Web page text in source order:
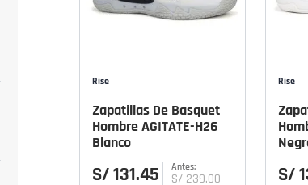
Rise
Zapatillas De Basquet
Hombre AGITATE-H26
Blanco
S/131.45 S/239.00
Rise
S/